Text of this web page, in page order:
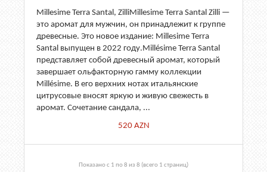
Millesime Terra Santal, ZilliMillesime Terra Santal Zilli —
это аромат для мужчин, он принадлежит к группе
древесные. Это новое издание: Millesime Terra
Santal выпущен в 2022 году.Millésime Terra Santal
представляет собой древесный аромат, который
завершает ольфакторную гамму коллекции
Millésime. В его верхних нотах итальянские
цитрусовые вносят яркую и живую свежесть в
аромат. Сочетание сандала, ...
520AZN
Показано с 1 по 8 из 8 (всего 1 страниц)